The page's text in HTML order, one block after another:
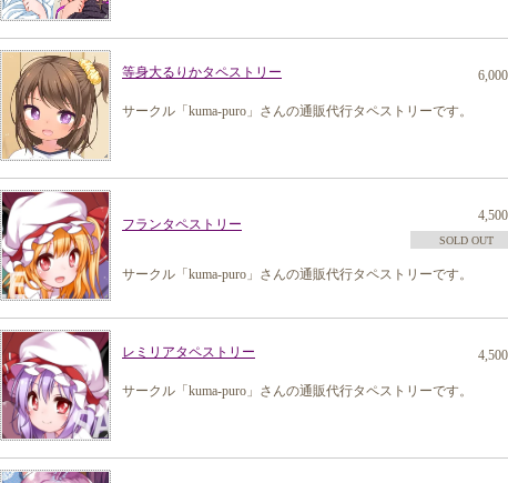
等身大るりかタペストリー
サークル「kuma-puro」さんの通販代行タペストリーです。
フランタペストリー
SOLD OUT
サークル「kuma-puro」さんの通販代行タペストリーです。
レミリアタペストリー
サークル「kuma-puro」さんの通販代行タペストリーです。